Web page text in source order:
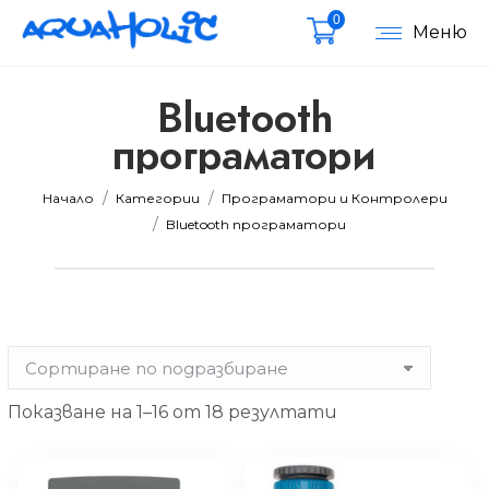
Меню
0
Bluetooth
програматори
Вие сте тук:
Начало Категории
Програматори и Контролери
Bluetooth програматори
Показване на 1–16 от 18 резултати